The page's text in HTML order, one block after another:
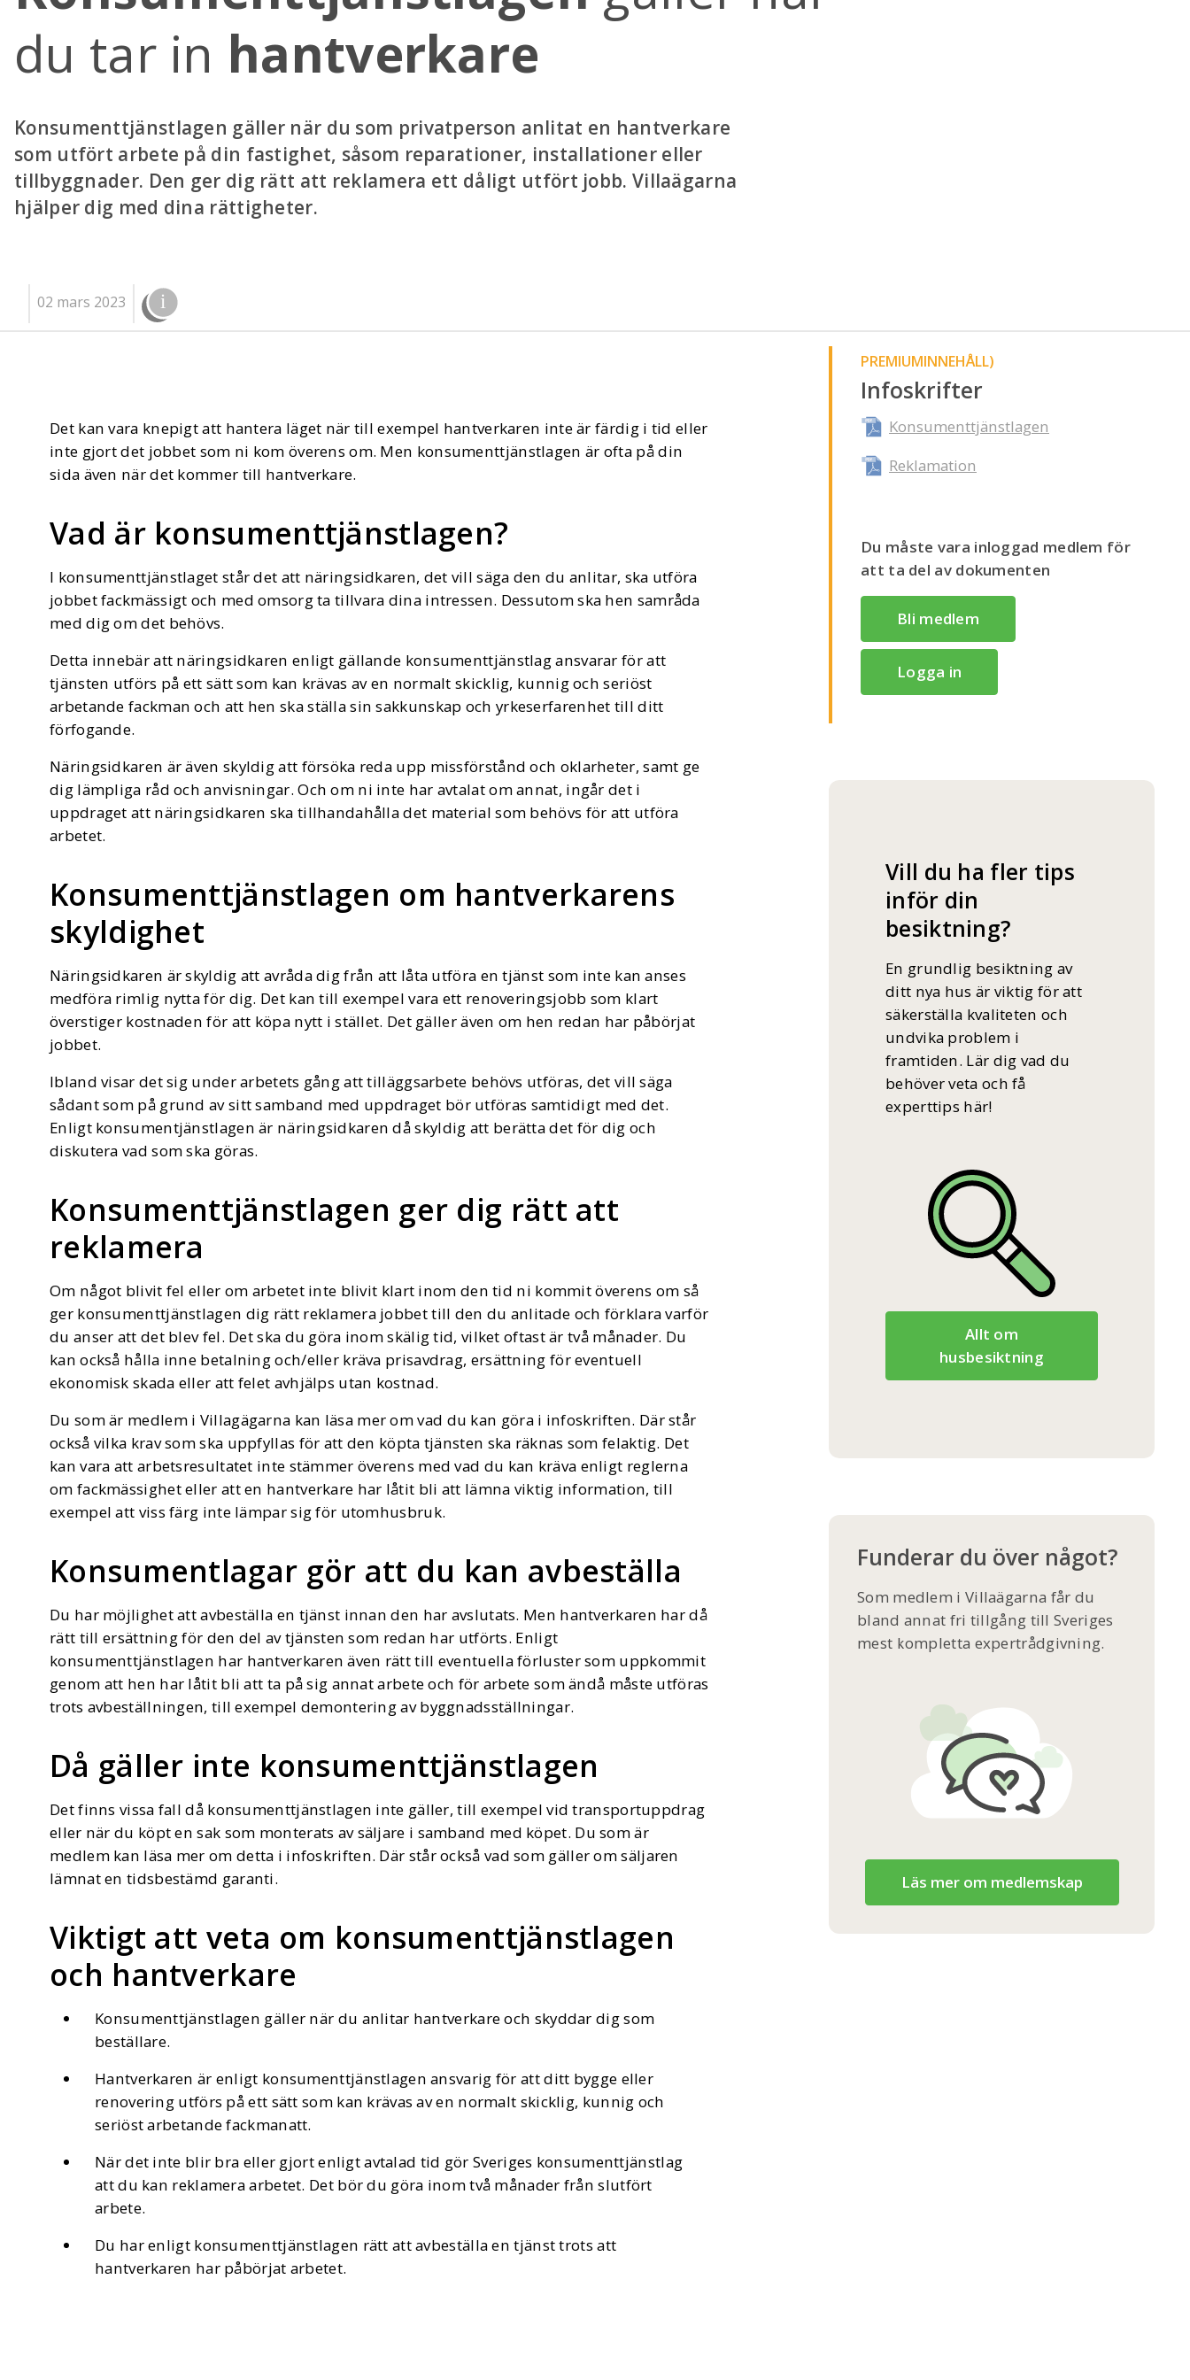
du tar in hantverkare
Konsumenttjänstlagen gäller när du som privatperson anlitat en hantverkare
som utfört arbete på din fastighet, såsom reparationer, installationer eller
tillbyggnader. Den ger dig rätt att reklamera ett dåligt utfört jobb. Villaägarna
hjälper dig med dina rättigheter.
02 mars 2023
Det kan vara knepigt att hantera läget när till exempel hantverkaren inte är färdig i tid eller
inte gjort det jobbet som ni kom överens om. Men konsumenttjänstlagen är ofta på din
sida även när det kommer till hantverkare.
Vad är konsumenttjänstlagen?
I konsumenttjänstlaget står det att näringsidkaren, det vill säga den du anlitar, ska utföra
jobbet fackmässigt och med omsorg ta tillvara dina intressen. Dessutom ska hen samråda
med dig om det behövs.
Detta innebär att näringsidkaren enligt gällande konsumenttjänstlag ansvarar för att
tjänsten utförs på ett sätt som kan krävas av en normalt skicklig, kunnig och seriöst
arbetande fackman och att hen ska ställa sin sakkunskap och yrkeserfarenhet till ditt
förfogande.
Näringsidkaren är även skyldig att försöka reda upp missförstånd och oklarheter, samt ge
dig lämpliga råd och anvisningar. Och om ni inte har avtalat om annat, ingår det i
uppdraget att näringsidkaren ska tillhandahålla det material som behövs för att utföra
arbetet.
Konsumenttjänstlagen om hantverkarens
skyldighet
Näringsidkaren är skyldig att avråda dig från att låta utföra en tjänst som inte kan anses
medföra rimlig nytta för dig. Det kan till exempel vara ett renoveringsjobb som klart
överstiger kostnaden för att köpa nytt i stället. Det gäller även om hen redan har påbörjat
jobbet.
Ibland visar det sig under arbetets gång att tilläggsarbete behövs utföras, det vill säga
sådant som på grund av sitt samband med uppdraget bör utföras samtidigt med det.
Enligt konsumentjänstlagen är näringsidkaren då skyldig att berätta det för dig och
diskutera vad som ska göras.
Konsumenttjänstlagen ger dig rätt att
reklamera
Om något blivit fel eller om arbetet inte blivit klart inom den tid ni kommit överens om så
ger konsumenttjänstlagen dig rätt reklamera jobbet till den du anlitade och förklara varför
du anser att det blev fel. Det ska du göra inom skälig tid, vilket oftast är två månader. Du
kan också hålla inne betalning och/eller kräva prisavdrag, ersättning för eventuell
ekonomisk skada eller att felet avhjälps utan kostnad.
Du som är medlem i Villagägarna kan läsa mer om vad du kan göra i infoskriften. Där står
också vilka krav som ska uppfyllas för att den köpta tjänsten ska räknas som felaktig. Det
kan vara att arbetsresultatet inte stämmer överens med vad du kan kräva enligt reglerna
om fackmässighet eller att en hantverkare har låtit bli att lämna viktig information, till
exempel att viss färg inte lämpar sig för utomhusbruk.
Konsumentlagar gör att du kan avbeställa
Du har möjlighet att avbeställa en tjänst innan den har avslutats. Men hantverkaren har då
rätt till ersättning för den del av tjänsten som redan har utförts. Enligt
konsumenttjänstlagen har hantverkaren även rätt till eventuella förluster som uppkommit
genom att hen har låtit bli att ta på sig annat arbete och för arbete som ändå måste utföras
trots avbeställningen, till exempel demontering av byggnadsställningar.
Då gäller inte konsumenttjänstlagen
Det finns vissa fall då konsumenttjänstlagen inte gäller, till exempel vid transportuppdrag
eller när du köpt en sak som monterats av säljare i samband med köpet. Du som är
medlem kan läsa mer om detta i infoskriften. Där står också vad som gäller om säljaren
lämnat en tidsbestämd garanti.
Viktigt att veta om konsumenttjänstlagen
och hantverkare
Konsumenttjänstlagen gäller när du anlitar hantverkare och skyddar dig som
beställare.
Hantverkaren är enligt konsumenttjänstlagen ansvarig för att ditt bygge eller
renovering utförs på ett sätt som kan krävas av en normalt skicklig, kunnig och
seriöst arbetande fackmanatt.
När det inte blir bra eller gjort enligt avtalad tid gör Sveriges konsumenttjänstlag
att du kan reklamera arbetet. Det bör du göra inom två månader från slutfört
arbete.
Du har enligt konsumenttjänstlagen rätt att avbeställa en tjänst trots att
hantverkaren har påbörjat arbetet.
PREMIUMINNEHÅLL)
Infoskrifter
Konsumenttjänstlagen
Reklamation
Du måste vara inloggad medlem för
att ta del av dokumenten
Bli medlem
Logga in
Vill du ha fler tips
inför din
besiktning?
En grundlig besiktning av
ditt nya hus är viktig för att
säkerställa kvaliteten och
undvika problem i
framtiden. Lär dig vad du
behöver veta och få
experttips här!
Allt om
husbesiktning
Funderar du över något?
Som medlem i Villaägarna får du
bland annat fri tillgång till Sveriges
mest kompletta expertrådgivning.
Läs mer om medlemskap